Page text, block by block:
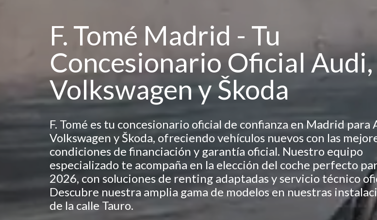
F. Tomé Madrid - Tu
Concesionario Oficial Audi,
Volkswagen y Škoda
F. Tomé es tu concesionario oficial de confianza en Madrid para
Volkswagen y Škoda, ofreciendo vehículos nuevos con las
condiciones de financiación y garantía oficial. Nuestro equipo
especializado te acompaña en la elección del coche perfecto
2026, con soluciones de renting adaptadas y servicio técnico
Descubre nuestra amplia gama de modelos en nuestras
de la calle Tauro.